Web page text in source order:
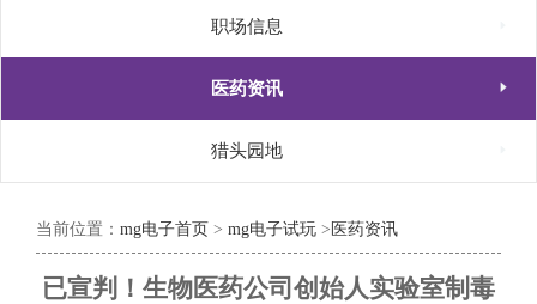
职场信息
医药资讯 
猎头园地
当前位置： mg电子首页 > mg电子试玩 > 医药资讯
已宣判！生物医药公司创始人实验室制毒